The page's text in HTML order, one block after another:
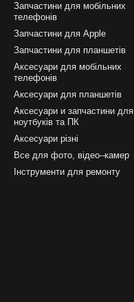
Запчастини для мобільних
телефонів
Запчастини для Apple
Запчастини для планшетів
Аксесуари для мобільних
телефонів
Аксесуари для планшетів
Аксесуари и запчастини для
ноутбуків та ПК
Аксесуари різні
Все для фото, відео–камер
Інструменти для ремонту